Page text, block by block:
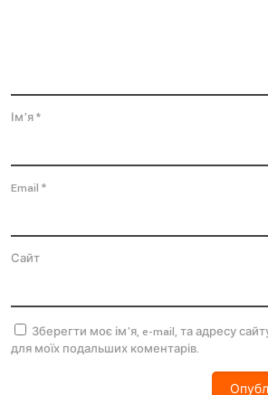
Ім'я*
Email *
Сайт
Зберегти моє ім'я, e-mail, та адресу
для моїх подальших коментарів.